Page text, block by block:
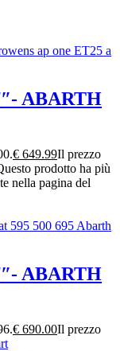
ABARTH
€ 649.99Il prezzo
prodotto ha più
nella pagina del
ABARTH
€ 690.00Il prezzo